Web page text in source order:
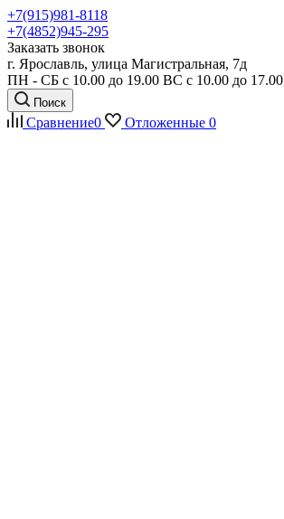
+7(915)981-8118
+7(4852)945-295
Заказать звонок
г. Ярославль, улица Магистральная, 7д
ПН - СБ с 10.00 до 19.00 ВС с 10.00 до 17.00
Поиск
Сравнение0 Отложенные 0